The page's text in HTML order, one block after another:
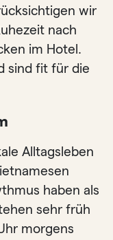
wir
nach
im Hotel.
sind fit für die
Alltagsleben
haben als
sehr früh
morgens